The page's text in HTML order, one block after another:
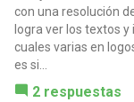
con una resolución
logra ver los textos
cuales varias en
es si...
2 respuestas